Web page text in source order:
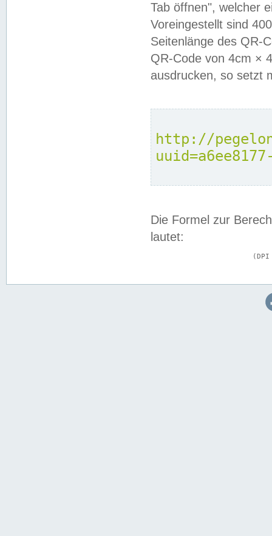
Tab öffnen", welcher
Voreingestellt sind
Seitenlänge des QR-
QR-Code von 4cm ×
ausdrucken, so setzt
http://
Die Formel zur
lautet: